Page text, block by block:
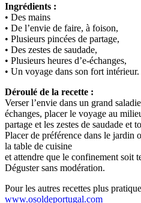
Ingrédients :
• Des mains
• De l’envie de faire, à foison,
• Plusieurs pincées de partage,
• Des zestes de saudade,
• Plusieurs heures d’e-échanges,
• Un voyage dans son fort intérieur.
Déroulé de la recette :
Verser l’envie dans un grand
échanges, placer le voyage au
partage et les zestes de saudade et
Placer de préférence dans le jardin
la table de cuisine
et attendre que le confinement soit
Déguster sans modération.
Pour les autres recettes plus
www.osoldeportugal.com